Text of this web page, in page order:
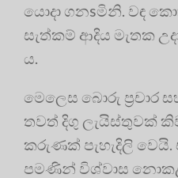
යොදා ගනsමිනි. වඳ
සැත්කම් ආදිය මැතක
ය.
මෙලෙස බොරු ප්‍රචාර
තවත් දිගු ලැයිස්තුවක්
කරුණක් පැහැදිලි
පමණින් විශ්වාස